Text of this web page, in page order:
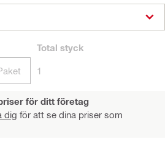
Total styck
1
för ditt företag
dig för att se dina priser som